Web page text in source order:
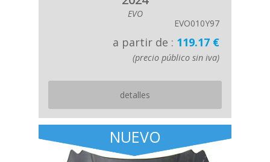
EVO
EVO010Y97
a partir de : 119.17 €
(precio público sin iva)
detalles
NUEVO